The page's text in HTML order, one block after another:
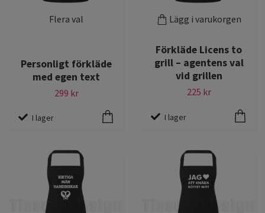
Flera val
Personligt förkläde
med egen text
299 kr
I lager
Lägg i varukorgen
Förkläde Licens to
grill – agentens val
vid grillen
225 kr
I lager